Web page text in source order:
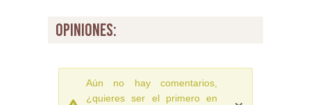
opiniones:
Aún no hay comentarios,
¿quieres ser el primero en